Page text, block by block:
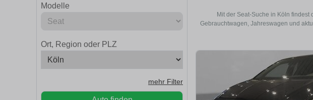
Modelle
Ort, Region oder PLZ
mehr Filter
Mit der Seat-Suche in Köln
Gebrauchtwagen, Jahreswagen und